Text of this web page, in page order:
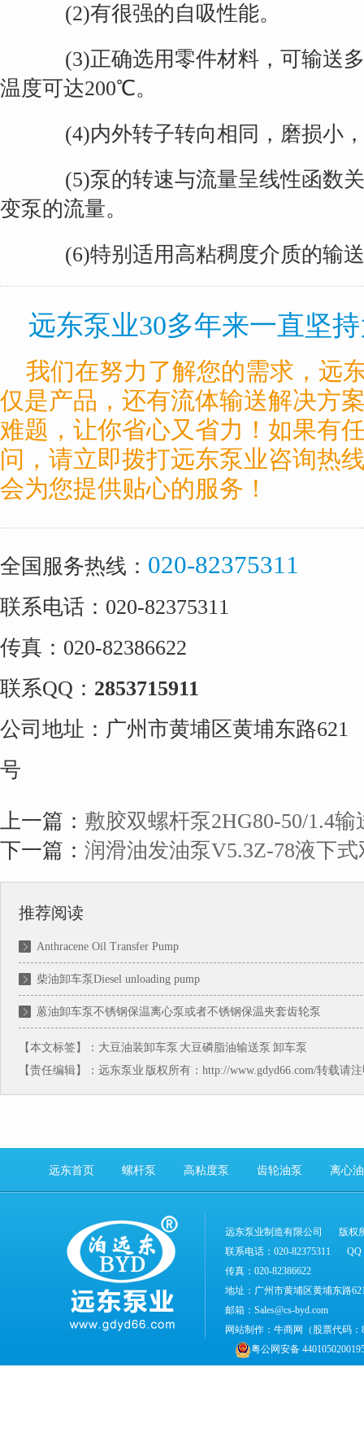
(2)有很强的自吸性能。
(3)正确选用零件材料，可输送多
温度可达200℃。
(4)内外转子转向相同，磨损小，
(5)泵的转速与流量呈线性函数关
变泵的流量。
(6)特别适用高粘稠度介质的输
远东泵业30多年来一直坚
我们在努力了解您的需求，远
仅是产品，还有流体输送解决方
难题，让你省心又省力！如果有
问，请立即拨打远东泵业咨询热
会为您提供贴心的服务！
全国服务热线： 020-82375311
联系电话：020-82375311
传真：020-82386622
联系QQ： 2853715911
公司地址：广州市黄埔区黄埔东路621
号
上一篇： 敷胶双螺杆泵2HG80-50/1.4
下一篇： 润滑油发油泵V5.3Z-78液下
推荐阅读
Anthracene Oil Transfer Pump
柴油卸车泵Diesel unloading pump
蒽油卸车泵不锈钢保温离心泵或者不锈钢保温夹套齿轮泵
【本文标签】： 大豆油装卸车泵 大豆磷脂油输送泵 卸车泵
【责任编辑】： 远东泵业 版权所有：http://www.gdyd66.com/转载请
远东首页 螺杆泵 高粘度泵 齿轮油泵 离心
远东泵业制造有限公司
版权
联系电话：020-82375311
QQ
传真：020-82386622
地址：广州市黄埔区黄埔东路
邮箱：Sales@cs-byd.com
网站制作： 牛商网
（股票代
粤公网安备